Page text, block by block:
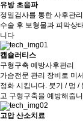
유방 초음파
정밀검사를 통한 사후관리
수술 후 보형물과 피막상
니다
캡슐러티스
구형구축 예방사후관리
가슴전문 관리 장비로 미
정화 시킵니다. 붓기 / 멍
고 구형구축을 예방해줍
고압 산소치료